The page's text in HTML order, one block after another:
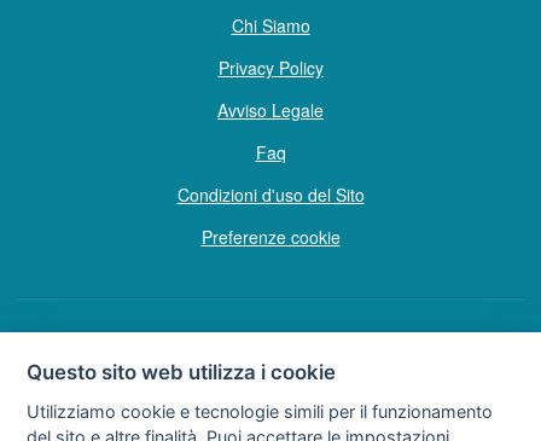
Chi Siamo
Privacy Policy
Avviso Legale
Faq
Condizioni d'uso del Sito
Preferenze cookie
Copyright © Tutti i diritti sono riservati
Soggetto sottoposto a direzione e coordinamento della F.lli Dionisi S.r.L.
Questo sito web utilizza i cookie
Utilizziamo cookie e tecnologie simili per il funzionamento
del sito e altre finalità. Puoi accettare le impostazioni